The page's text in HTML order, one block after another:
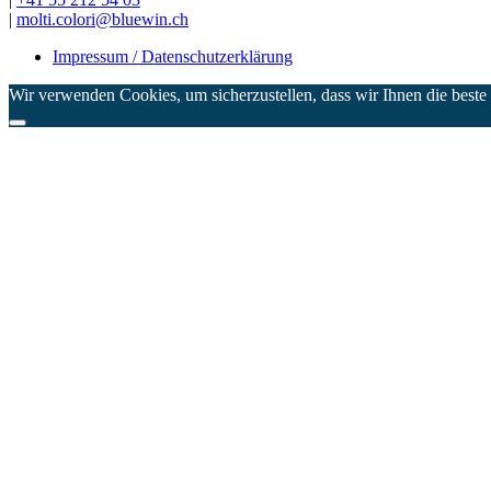
| molti.colori@bluewin.ch
Impressum / Datenschutzerklärung
Wir verwenden Cookies, um sicherzustellen, dass wir Ihnen die